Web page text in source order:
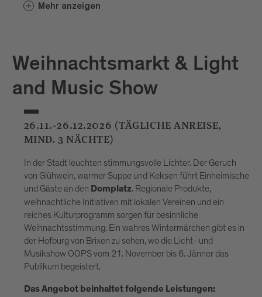
Mehr anzeigen
Weihnachtsmarkt & Light
and Music Show
26.11.-26.12.2026 (TÄGLICHE ANREISE,
MIND. 3 NÄCHTE)
In der Stadt leuchten stimmungsvolle Lichter. Der Geruch
von Glühwein, warmer Suppe und Keksen führt Einheimische
und Gäste an den Domplatz. Regionale Produkte,
weihnachtliche Initiativen mit lokalen Vereinen und ein
reiches Kulturprogramm sorgen für besinnliche
Weihnachtsstimmung. Ein wahres Wintermärchen gibt es in
der Hofburg von Brixen zu sehen, wo die Licht- und
Musikshow OOPS vom 21. November bis 6. Jänner das
Publikum begeistert.
Das Angebot beinhaltet folgende Leistungen: